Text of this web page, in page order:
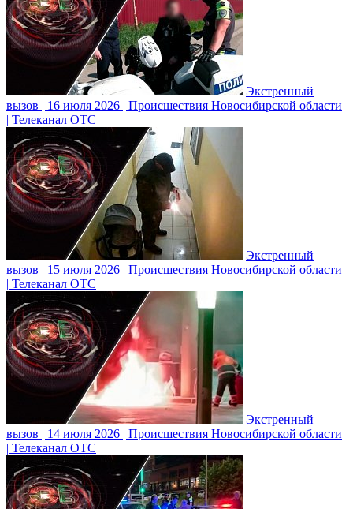
Экстренный
вызов | 16 июля 2026 | Происшествия Новосибирской области
| Телеканал ОТС
Экстренный
вызов | 15 июля 2026 | Происшествия Новосибирской области
| Телеканал ОТС
Экстренный
вызов | 14 июля 2026 | Происшествия Новосибирской области
| Телеканал ОТС